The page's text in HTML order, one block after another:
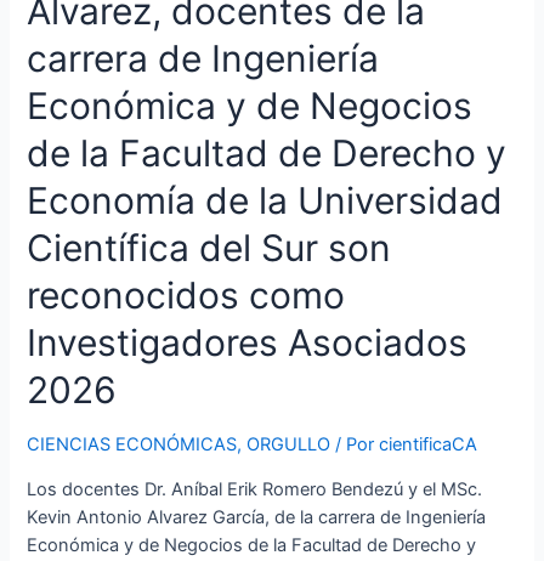
Álvarez, docentes de la
carrera de Ingeniería
Económica y de Negocios
de la Facultad de Derecho y
Economía de la Universidad
Científica del Sur son
reconocidos como
Investigadores Asociados
2026
CIENCIAS ECONÓMICAS,ORGULLO / PorcientificaCA
Los docentes Dr. Aníbal Erik Romero Bendezú y el MSc.
Kevin Antonio Alvarez García, de la carrera de Ingeniería
Económica y de Negocios de la Facultad de Derecho y
Economía
de
la
Universidad
Científica
del
Sur
son
reconocidos
Investigadores
Asociados
2026